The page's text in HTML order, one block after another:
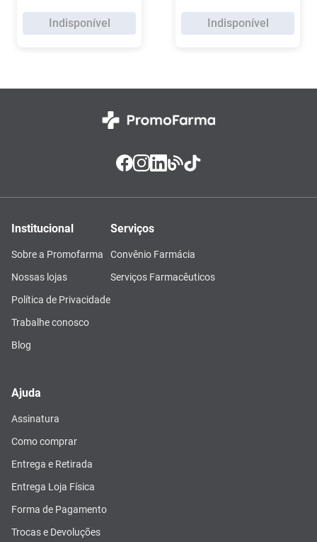
Indisponível Indisponível
Institucional
Sobre a Promofarma
Nossas lojas
Política de Privacidade
Trabalhe conosco
Blog
Serviços
Convênio Farmácia
Serviços Farmacêuticos
Ajuda
Assinatura
Como comprar
Entrega e Retirada
Entrega Loja Física
Forma de Pagamento
Trocas e Devoluções